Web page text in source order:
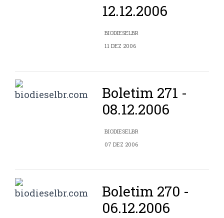
12.12.2006
BIODIESELBR
11 DEZ 2006
Boletim 271 -
08.12.2006
BIODIESELBR
07 DEZ 2006
Boletim 270 -
06.12.2006